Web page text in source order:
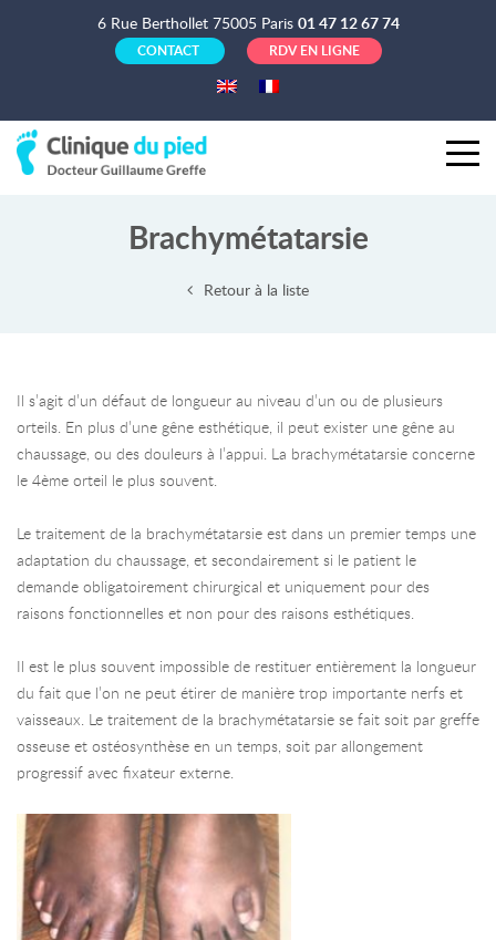
6 Rue Berthollet 75005 Paris 01 47 12 67 74
CONTACT RDV EN LIGNE
Brachymétatarsie
Retour à la liste
Il s’agit d’un défaut de longueur au niveau d’un ou de plusieurs
orteils. En plus d’une gêne esthétique, il peut exister une gêne au
chaussage, ou des douleurs à l’appui. La brachymétatarsie concerne
le 4ème orteil le plus souvent.
Le traitement de la brachymétatarsie est dans un premier temps une
adaptation du chaussage, et secondairement si le patient le
demande obligatoirement chirurgical et uniquement pour des
raisons fonctionnelles et non pour des raisons esthétiques.
Il est le plus souvent impossible de restituer entièrement la longueur
du fait que l’on ne peut étirer de manière trop importante nerfs et
vaisseaux. Le traitement de la brachymétatarsie se fait soit par greffe
osseuse et ostéosynthèse en un temps, soit par allongement
progressif avec fixateur externe.